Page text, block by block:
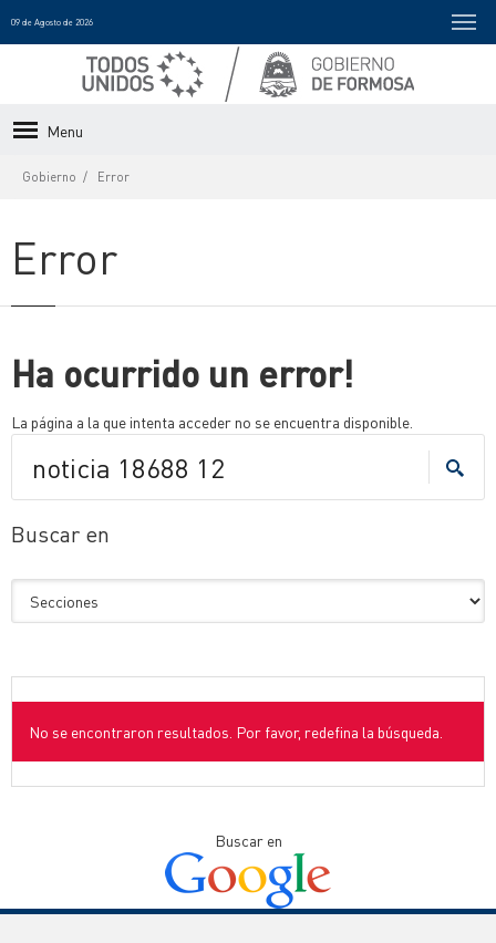
09 de Agosto de 2026
Menu
Gobierno Error
Error
Ha ocurrido un error!
La página a la que intenta acceder no se encuentra disponible.
Buscar en
No se encontraron resultados. Por favor, redefina la búsqueda.
Buscar en